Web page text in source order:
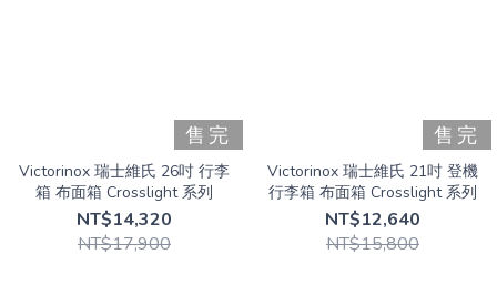
售完
Victorinox 瑞士維氏 26吋 行李
箱 布面箱 Crosslight 系列
NT$14,320
NT$17,900
售完
Victorinox 瑞士維氏 21吋 登機
行李箱 布面箱 Crosslight 系列
NT$12,640
NT$15,800